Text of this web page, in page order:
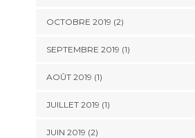
OCTOBRE 2019 (2)
SEPTEMBRE 2019 (1)
AOÛT 2019 (1)
JUILLET 2019 (1)
JUIN 2019 (2)